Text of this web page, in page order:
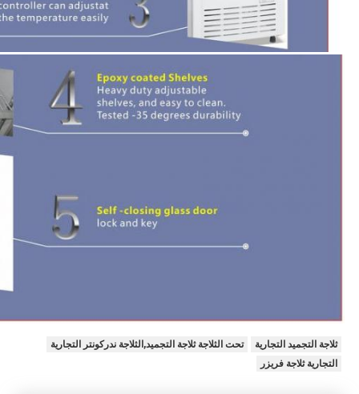
ثلاجة التجميد التجارية
تحت الثلاجة ثلاجة التجميد,الثلاجة ندركونتر التجارية
التجارية ثلاجة فريزر